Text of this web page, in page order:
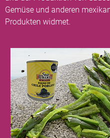
Gemüse und anderen
Produkten widmet.